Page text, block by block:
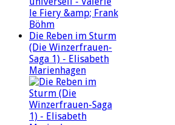
Die Reben im Sturm
(Die Winzerfrauen-
Saga 1) - Elisabeth
Marienhagen